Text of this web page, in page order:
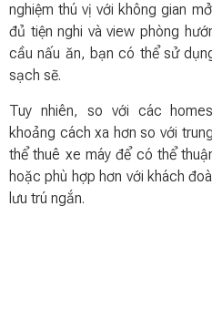
nghiệm thú vị với không gian
đủ tiện nghi và view phòng
cầu nấu ăn, bạn có thể sử
sạch sẽ.
Tuy nhiên, so với các
khoảng cách xa hơn so với
thể thuê xe máy để có thể
hoặc phù hợp hơn với khách
lưu trú ngắn.